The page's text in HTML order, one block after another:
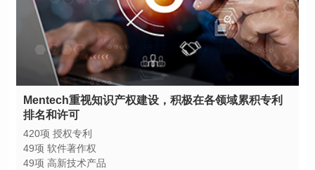
排名和许可
420项 授权专利
49项 软件著作权
49项 高新技术产品